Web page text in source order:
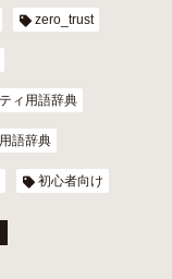
zero_trust
ィ用語辞典
語辞典
初心者向け